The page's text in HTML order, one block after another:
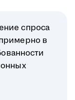
спроса
в